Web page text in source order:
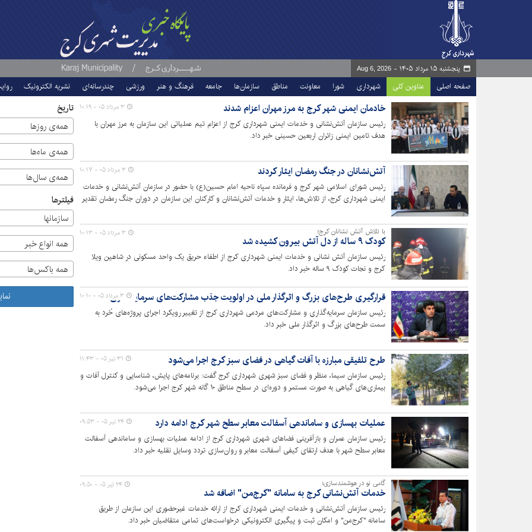
پنجشنبه ۱۵ مرداد ۱۴۰۵ - Aug 6, 2026
صفحه اصلی عناوین کلی شهرداری شورا معاونت مناطق سازمان‌ها جامعه فرهنگ و هنر ورزشی چندرسانه‌ای نشریه الکترونیک
خادمان ایمنی شهر کرج به مرز مهران اعزام شدند
رئیس سازمان آتش‌نشانی و خدمات ایمنی شهرداری کرج از اعزام تیم عملیاتی این سازمان به مرز مهران با
هدف تامین ایمنی زائران اربعین حسینی خبر داد.
۳ مرداد ۰۵ - ۱۰:۱۹
آتش‌نشانان در جنگ رمضان ایثار کردند
رئیس شورای اسلامی شهر کرج و فرمانده سپاه ناحیه امام حسین(ع) با حضور در سازمان آتش‌نشانی و خدمات
ایمنی شهرداری کرج، از تلاش‌ها، ایثار و خدمات آتش‌نشانان و کارکنان این سازمان در دوران جنگ رمضان تقدیر
۳ مرداد ۰۵ - ۱۰:۱۷
با تلاش آتش نشانان کرج؛
کودک ۹ ساله از دل آتش بیرون کشیده شد
رئیس سازمان آتش نشانی و خدمات ایمنی شهرداری کرج از اطفاء حریق یک واحد مسکونی در شاهین ویلا
کرج و نجات کودک ۹ ساله خبر داد.
۳ مرداد ۰۵ - ۱۰:۱۳
قرارگیری طرح‌های بزرگ و اثرگذار ملی در اولویت‌ جذب مشارکت‌های سرمایه‌گذاری
رئیس سازمان سرمایه‌گذاری و مشارکت‌های مردمی شهرداری کرج از تغییر رویکرد اجرای پروژه‌های خُرد به
سمت طرح‌های بزرگ و اثرگذار ملی خبر داد.
۳ مرداد ۰۵ - ۱۰:۱۰
طرح تلفیقی مبارزه با آفات گیاهی در فضای سبز کرج اجرا می‌شود
رئیس سازمان سیما، منظر و فضای سبز شهری شهرداری کرج گفت: برنامه‌های پایش، شناسایی و کنترل آفات و
بیماری‌های گیاهی به صورت مستمر و دوره‌ای در سطح مناطق ۱۰ گانه شهر کرج اجرا می‌شود.
۳۱ تیر ۰۵ - ۱۱:۴۳
عملیات بهسازی و ساماندهی آسفالت معابر سطح شهر کرج ادامه دارد
رئیس سازمان عمران و بازآفرینی فضاهای شهری شهرداری کرج از ادامه عملیات بهسازی و ساماندهی آسفالت
معابر سطح شهر با هدف ارتقای کیفی آسفالت معابر و روان‌سازی تردد وسایل نقلیه خبر داد.
۲۴ تیر ۰۵ - ۰۹:۵۳
گامی نو در هوشمندسازی؛
خدمات آتش‌نشانی کرج به سامانه "کرج‌من" اضافه شد
رئیس سازمان آتش‌نشانی و خدمات ایمنی شهرداری کرج از ارائه خدمات غیرحضوری این سازمان از طریق
سامانه "کرج‌من" و امکان ثبت و پیگیری الکترونیکی درخواست‌های تمامی متقاضیان خبر داد.
۲۴ تیر ۰۵ - ۰۹:۵۰
تاریخ
همه‌ی روزها
همه‌ی ماه‌ها
همه‌ی سال‌ها
فیلترها
سازمان‎ها
همه انواع خبر
همه باکس‌ها